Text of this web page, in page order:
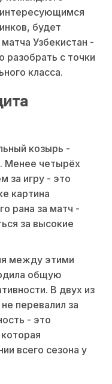
будет
Узбекистан -
разобрать с точки
класса.
козырь -
Менее четырёх
за игру - это
картина
рана за матч -
за высокие
между этими
общую
В двух из
перевалил за
- это
всего сезона у